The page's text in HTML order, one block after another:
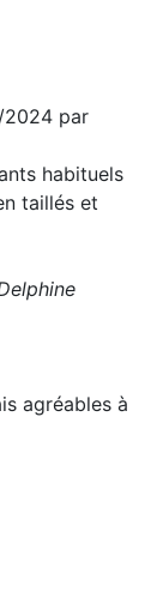
2024 par
habituels
taillés et
agréables à